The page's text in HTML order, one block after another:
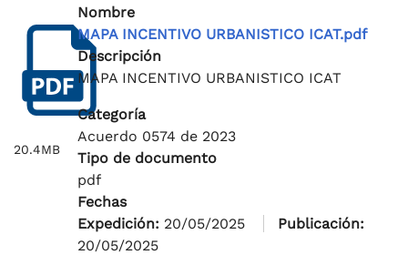
20.4MB
Nombre
MAPA INCENTIVO URBANISTICO ICAT.pdf
Descripción
MAPA INCENTIVO URBANISTICO ICAT
Categoría
Acuerdo 0574 de 2023
Tipo de documento
pdf
Fechas
Expedición: 20/05/2025
Publicación:
20/05/2025